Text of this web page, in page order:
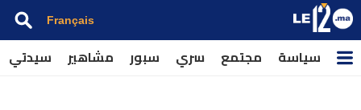
Français
سياسة مجتمع سري سبور مشاهير سيدتي